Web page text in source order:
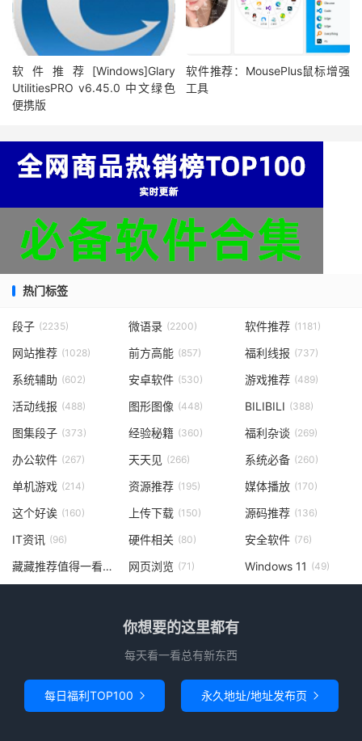
软件推荐[Windows]Glary
UtilitiesPRO v6.45.0 中文绿色
便携版
软件推荐：MousePlus鼠标增强
工具
热门标签
段子 (2235) 微语录 (2200) 软件推荐 (1181)
网站推荐 (1028) 前方高能 (857) 福利线报 (737)
系统辅助 (602) 安卓软件 (530) 游戏推荐 (489)
活动线报 (488) 图形图像 (448) BILIBILI (388)
图集段子 (373) 经验秘籍 (360) 福利杂谈 (269)
办公软件 (267) 天天见 (266) 系统必备 (260)
单机游戏 (214) 资源推荐 (195) 媒体播放 (170)
这个好诶 (160) 上传下载 (150) 源码推荐 (136)
IT资讯 (96) 硬件相关 (80) 安全软件 (76)
藏藏推荐值得一看(73) 网页浏览 (71) Windows 11 (49)
你想要的这里都有
每天看一看总有新东西
每日福利TOP100  永久地址/地址发布页 